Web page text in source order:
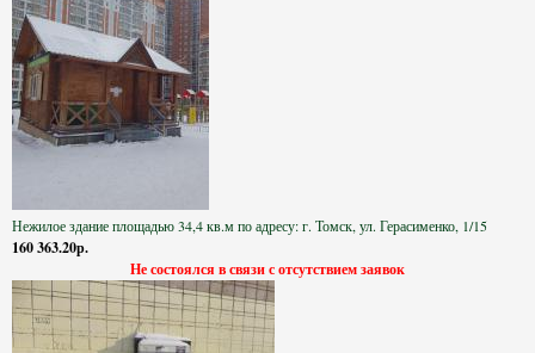
Нежилое здание площадью 34,4 кв.м по адресу: г. Томск, ул. Герасименко, 1/15
160 363.20р.
Не состоялся в связи с отсутствием заявок